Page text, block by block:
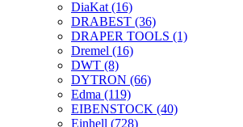
DiaKat (16)
DRABEST (36)
DRAPER TOOLS (1)
Dremel (16)
DWT (8)
DYTRON (66)
Edma (119)
EIBENSTOCK (40)
Einhell (728)